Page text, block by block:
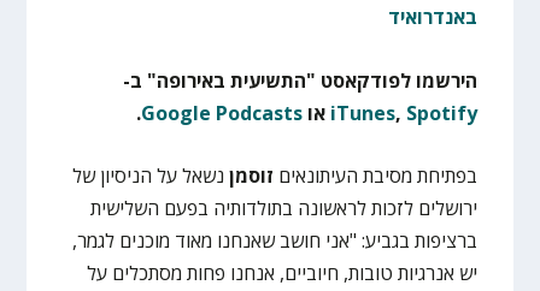
באנדרואיד
הירשמו לפודקאסט "התשיעית באירופה" ב-
iTunes, Spotify אוGoogle Podcasts
.
בפתיחת מסיבת העיתונאים זוסמן נשאל על הניסיון של
ירושלים לזכות לראשונה בתולדותיה בפעם השלישית
ברציפות בגביע: "אני חושב שאנחנו מאוד מוכנים לגמר,
יש אנרגיות טובות, חיוביים, אנחנו פחות מסתכלים על